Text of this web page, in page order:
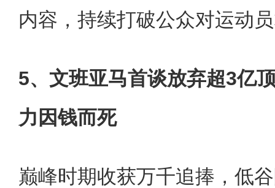
内容，持续打破公众对运动
5、文班亚马首谈放弃超3亿
力因钱而死
巅峰时期收获万千追捧，低